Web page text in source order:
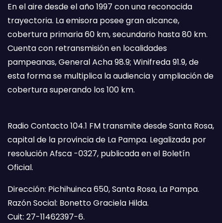
En el aire desde el año 1997 con una reconocida
trayectoria. La emisora posee gran alcance,
cobertura primaria 60 km, secundario hasta 80 km.
Cuenta con retransmisión en localidades
pampeanas, General Acha 98.9; Winifreda 91.9, de
esta forma se multiplica la audiencia y ampliación de
cobertura superando los 100 km.
Radio Contacto 104.1 FM transmite desde Santa Rosa,
capital de la provincia de La Pampa. Legalizada por
resolución Afsca -0327, publicada en el Boletín
Oficial.
Dirección: Pichihuinca 650, Santa Rosa, La Pampa.
Razón Social: Bonetto Graciela Hilda.
Cuit: 27-11462397-6.